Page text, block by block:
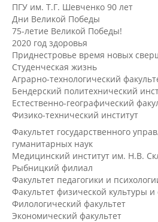
ПГУ им. Т.Г. Шевченко 90 лет
Дни Великой Победы
75-летие Великой Победы!
2020 год здоровья
Приднестровье время новых
Студенческая жизнь
Аграрно-технологический
Бендерский политехнический
Естественно-географический
Физико-технический институт
Факультет государственного
гуманитарных наук
Медицинский институт им. Н.В.
Рыбницкий филиал
Факультет педагогики и
Факультет физической культуры и
Филологический факультет
Экономический факультет